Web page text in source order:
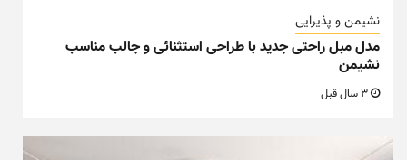
نشیمن و پذیرایی
مدل مبل راحتی جدید با طراحی استثنائی و جالب مناسب
نشیمن